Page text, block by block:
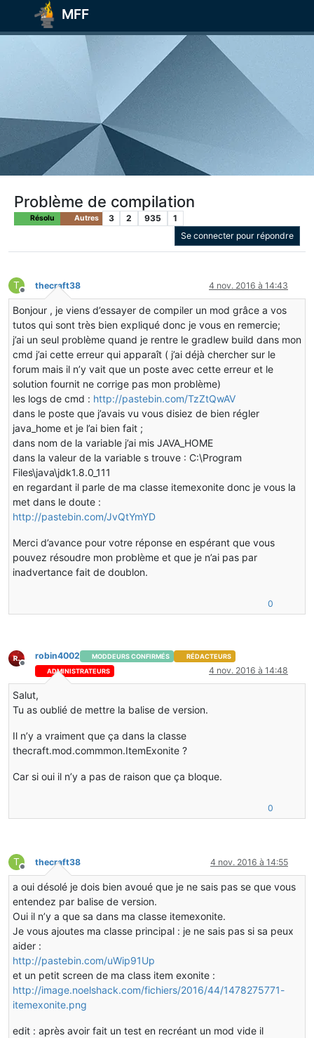
MFF
Problème de compilation
Résolu Autres 3 2 935
1
Se connecter pour répondre
T
Hors-ligne
thecraft38 4 nov. 2016 à 14:43
Bonjour , je viens d’essayer de compiler un mod grâce a vos
tutos qui sont très bien expliqué donc je vous en remercie;
j’ai un seul problème quand je rentre le gradlew build dans mon
cmd j’ai cette erreur qui apparaît ( j’ai déjà chercher sur le
forum mais il n’y vait que un poste avec cette erreur et le
solution fournit ne corrige pas mon problème)
les logs de cmd : http://pastebin.com/TzZtQwAV
dans le poste que j’avais vu vous disiez de bien régler
java_home et je l’ai bien fait ;
dans nom de la variable j’ai mis JAVA_HOME
dans la valeur de la variable s trouve : C:\Program
Files\java\jdk1.8.0_111
en regardant il parle de ma classe itemexonite donc je vous la
met dans le doute :
http://pastebin.com/JvQtYmYD
Merci d’avance pour votre réponse en espérant que vous
pouvez résoudre mon problème et que je n’ai pas par
inadvertance fait de doublon.
0
Hors-ligne
robin4002 MODDEURS CONFIRMÉS
RÉDACTEURS
ADMINISTRATEURS
4 nov. 2016 à 14:48
Salut,
Tu as oublié de mettre la balise de version.
Il n’y a vraiment que ça dans la classe
thecraft.mod.commmon.ItemExonite ?
Car si oui il n’y a pas de raison que ça bloque.
0
T
Hors-ligne
thecraft38 4 nov. 2016 à 14:55
a oui désolé je dois bien avoué que je ne sais pas se que vous
entendez par balise de version.
Oui il n’y a que sa dans ma classe itemexonite.
Je vous ajoutes ma classe principal : je ne sais pas si sa peux
aider :
http://pastebin.com/uWip91Up
et un petit screen de ma class item exonite :
http://image.noelshack.com/fichiers/2016/44/1478275771-
itemexonite.png
edit : après avoir fait un test en recréant un mod vide il